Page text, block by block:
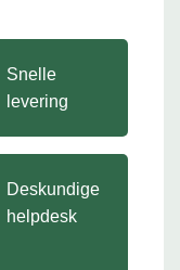
Snelle
levering
Deskundige
helpdesk